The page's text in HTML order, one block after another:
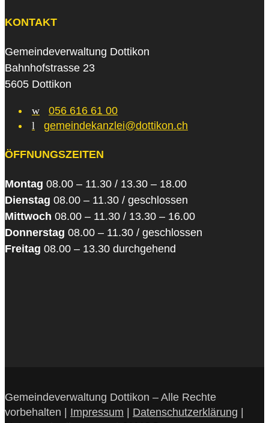
KONTAKT
Gemeindeverwaltung Dottikon
Bahnhofstrasse 23
5605 Dottikon
w
056 616 61 00
l
gemeindekanzlei@dottikon.ch
ÖFFNUNGSZEITEN
Montag 08.00 – 11.30 / 13.30 – 18.00
Dienstag 08.00 – 11.30 / geschlossen
Mittwoch 08.00 – 11.30 / 13.30 – 16.00
Donnerstag 08.00 – 11.30 / geschlossen
Freitag 08.00 – 13.30 durchgehend
Gemeindeverwaltung Dottikon – Alle Rechte
vorbehalten | Impressum | Datenschutzerklärung |